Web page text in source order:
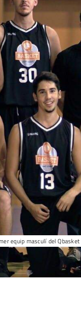
equip masculí del